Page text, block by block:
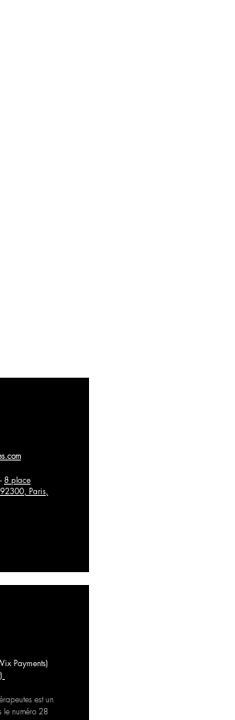
- 8 place
Paris,
Payments)
est un
le numéro 28